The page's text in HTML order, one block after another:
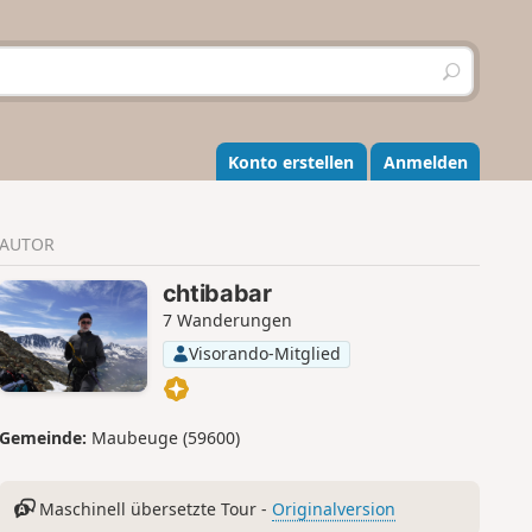
S
u
h
e
n
Konto erstellen Anmelden
AUTOR
chtibabar
7 Wanderungen
Visorando-Mitglied
Gemeinde: Maubeuge (59600)
Maschinell übersetzte Tour - Originalversion